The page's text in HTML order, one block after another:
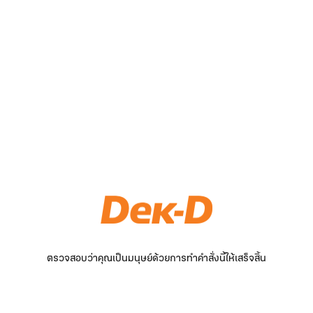
ตรวจสอบว่าคุณเป็นมนุษย์ด้วยการทำคำสั่งนี้ให้เสร็จสิ้น